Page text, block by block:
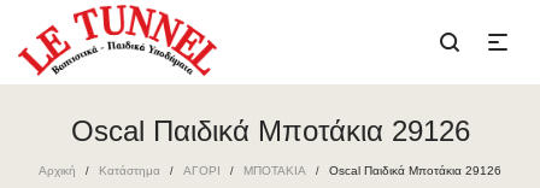
Oscal Παιδικά Μποτάκια 29126
Αρχική / Κατάστημα / ΑΓΟΡΙ / ΜΠΟΤΑΚΙΑ / Oscal Παιδικά Μποτάκια 29126